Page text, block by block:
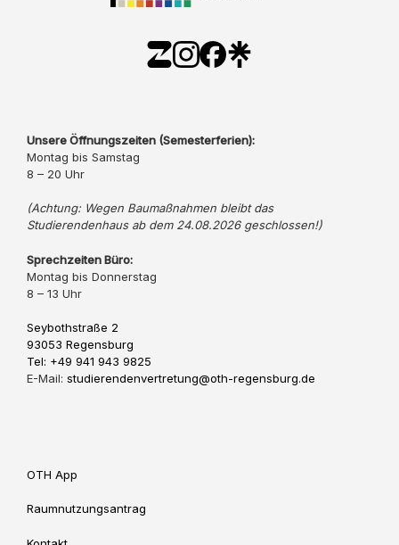
Unsere Öffnungszeiten (Semesterferien):
Montag bis Samstag
8 – 20 Uhr
(Achtung: Wegen Baumaßnahmen bleibt das
Studierendenhaus ab dem 24.08.2026 geschlossen!)
Sprechzeiten Büro:
Montag bis Donnerstag
8 – 13 Uhr
Seybothstraße 2
93053 Regensburg
Tel: +49 941 943 9825
E-Mail: studierendenvertretung@oth-regensburg.de
OTH App
Raumnutzungsantrag